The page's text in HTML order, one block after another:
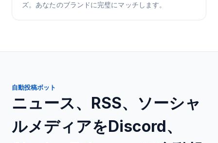
ズ。あなたのブランドに完璧にマッチします。
自動投稿ボット
ニュース、RSS、ソーシャ
ルメディアをDiscord、